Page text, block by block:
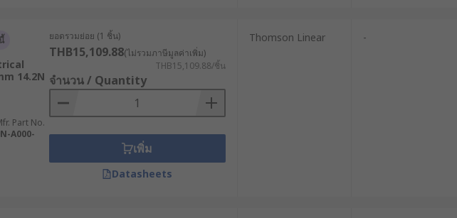
ยวลูกกลิ้ง (Roller Screw) ซึ่งแต่ละแบบมีจุดเด่นต่างกันในด้าน
ารความแม่นยำในการควบคุมตำแหน่งและการเคลื่อนที่ซ้ำอย่าง
เหมาะสำหรับงานทั่วไปที่ต้องการแรงและความเร็วระดับปาน
อเนื่องในอุตสาหกรรมหนัก มีความทนทานสูงและอายุการใช้งาน
14.2N
Part No.
A000-
ยอดรวมย่อย (1 ชิ้น)
THB15,109.88(ไม่รวมภาษีมูลค่าเพิ่ม)
THB15,109.88/ชิ้น
จำนวน / Quantity
เพิ่ม
Datasheets
Thomson Linear -